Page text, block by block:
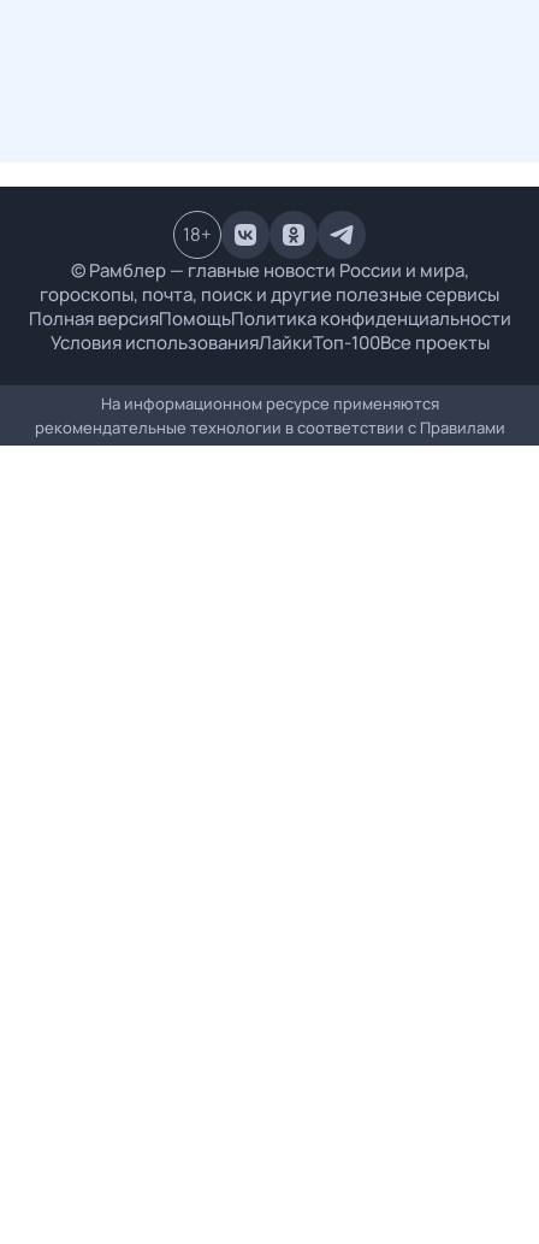
© Рамблер — главные новости России и мира,
гороскопы, почта, поиск и другие полезные сервисы
Полная версияПомощьПолитика конфиденциальности
Условия использованияЛайкиТоп-100Все проекты
18+
На информационном ресурсе применяются
рекомендательные технологии в соответствии с Правилами